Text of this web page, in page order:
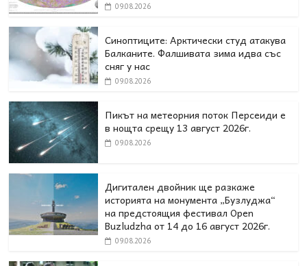
09.08.2026
Синоптиците: Арктически студ атакува
Балканите. Фалшивата зима идва със
сняг у нас
09.08.2026
Пикът на метеорния поток Персеиди е
в нощта срещу 13 август 2026г.
09.08.2026
Дигитален двойник ще разкаже
историята на монумента „Бузлуджа“
на предстоящия фестивал Open
Buzludzha от 14 до 16 август 2026г.
09.08.2026